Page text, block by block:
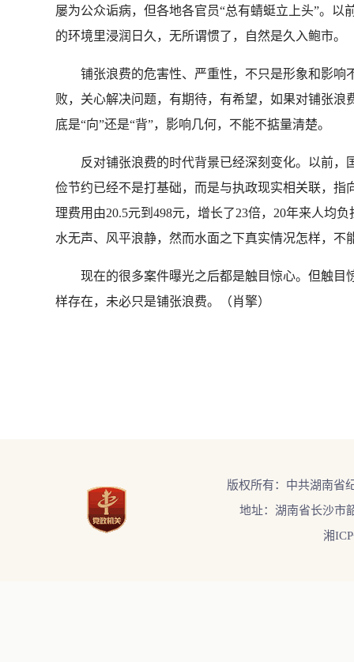
屡为公众诟病，但各地各官员“总有蜻蜓立上头”。
的环境里浸润日久，无所谓惯了，自然是久入鲍市。
铺张浪费的危害性、严重性，不只是形象和影响
败，关心解决问题，有期待，有希望，如果对铺张
底是“向”还是“背”，影响几何，不能不掂量清楚。
反对铺张浪费的时代背景已经深刻变化。以前，
俭节约已经不是打基础，而是与执政现实相关联，指
理费用由20.5元到498元，增长了23倍，20年来人均
水无声、风平浪静，然而水面之下真实情况怎样，不
现在的很多案件曝光之后都是触目惊心。但触目
样存在，未必只是铺张浪费。（肖擎）
版权所有：中共湖南省
地址：湖南省长沙市
湘